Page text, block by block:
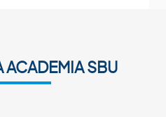
ACADEMIA SBU